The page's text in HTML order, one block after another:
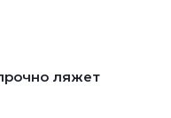
ляжет